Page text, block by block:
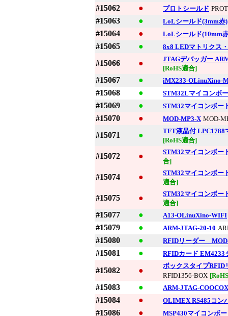
#15062 ● プロトシールド
#15063 ● LoLシールド(3mm赤)
#15064 ● LoLシールド(10mm
#15065 ● 8x8 LEDマトリクス
#15066 ●
JTAGデバッガー
[RoHS適合]
#15067 ● iMX233-OLinuXino-
#15068 ● STM32Lマイコンボ
#15069 ● STM32マイコンボー
#15070 ● MOD-MP3-X MOD-
#15071 ●
TFT液晶付 LPC1788
[RoHS適合]
#15072 ●
STM32マイコンボー
合]
#15074 ●
STM32マイコンボー
適合]
#15075 ●
STM32マイコンボー
適合]
#15077 ● A13-OLinuXino-WIFI
#15079 ● ARM-JTAG-20-10
#15080 ● RFIDリーダー
#15081 ● RFIDカード EM4233
#15082 ●
ボックスタイプ
RFID1356-BOX
#15083 ● ARM-JTAG-COOCOX
#15084 ● OLIMEX RS485コン
#15086 ● MSP430マイコンボ